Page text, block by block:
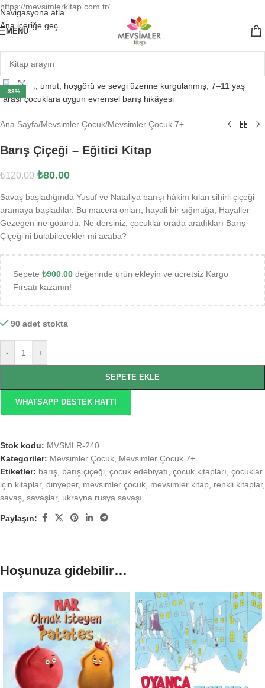
https://mevsimlerkitap.com.tr/
Navigasyona atla
Ana içeriğe geç
MENÜ
-33%
Büyütmek için tıklayın
Ana Sayfa/Mevsimler Çocuk/Mevsimler Çocuk 7+
Barış Çiçeği – Eğitici Kitap
₺120.00 ₺80.00
Savaş başladığında Yusuf ve Nataliya barışı hâkim kılan sihirli çiçeği
aramaya başladılar. Bu macera onları, hayali bir sığınağa, Hayaller
Gezegen’ine götürdü. Ne dersiniz, çocuklar orada aradıkları Barış
Çiçeği’ni bulabilecekler mi acaba?
Sepete ₺900.00 değerinde ürün ekleyin ve ücretsiz Kargo
Fırsatı kazanın!
90 adet stokta
- +
SEPETE EKLE
WHATSAPP DESTEK HATTI
Stok kodu: MVSMLR-240
Kategoriler: Mevsimler Çocuk Mevsimler Çocuk 7+
Etiketler: barış barış çiçeği çocuk edebiyatı çocuk kitapları çocuklar
için kitaplar, dinyeper, mevsimler çocuk mevsimler kitap renkli kitaplar,
savaş savaşlar, ukrayna rusya savaşı
Paylaşın:
Hoşunuza gidebilir…